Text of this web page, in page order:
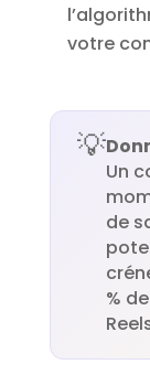
votre
💡
Un
de
%